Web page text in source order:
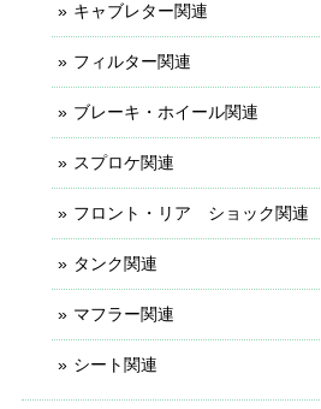
キャブレター関連
フィルター関連
ブレーキ・ホイール関連
スプロケ関連
フロント・リア ショック関連
タンク関連
マフラー関連
シート関連